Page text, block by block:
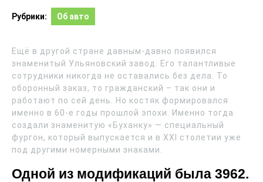
Рубрики: Об авто
Ещё в другой стране давным-давно появился
знаменитый Ульяновский завод. Его талантливые
сотрудники никогда не оставались без дела. То
оборонный заказ, то гражданский – так они и
работают по сей день. Но костяк формировался
именно в 60-е годы прошлой эпохи. Именно тогда
создали знаменитую «Буханку» — специальный
фургон, который выпускается и в XXI столетии уже
под другими номерными знаками.
Одной из модификаций была 3962.